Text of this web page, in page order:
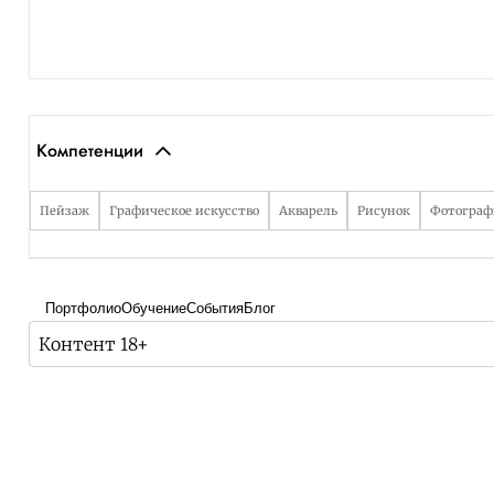
Компетенции
Пейзаж Графическое искусство Акварель Рисунок
ПортфолиоОбучениеСобытияБлог
Контент 18+